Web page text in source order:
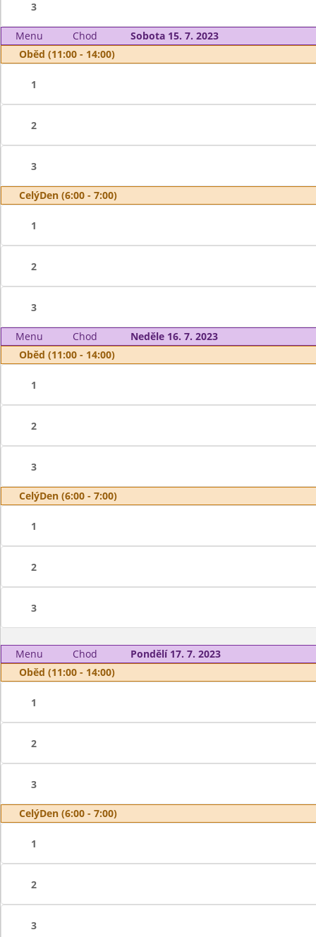
3
Menu Chod
Sobota 15. 7. 2023
Oběd (11:00 - 14:00)
1
2
3
CelýDen (6:00 - 7:00)
1
2
3
Menu Chod
Neděle 16. 7. 2023
Oběd (11:00 - 14:00)
1
2
3
CelýDen (6:00 - 7:00)
1
2
3
Menu Chod
Pondělí 17. 7. 2023
Oběd (11:00 - 14:00)
1
2
3
CelýDen (6:00 - 7:00)
1
2
3